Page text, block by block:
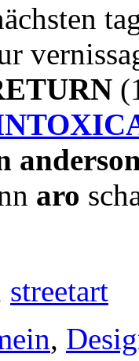
aro
streetart
,